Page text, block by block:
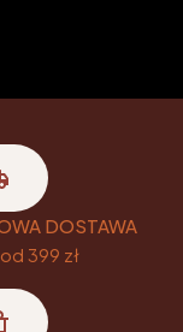
DOSTAWA
od 399 zł